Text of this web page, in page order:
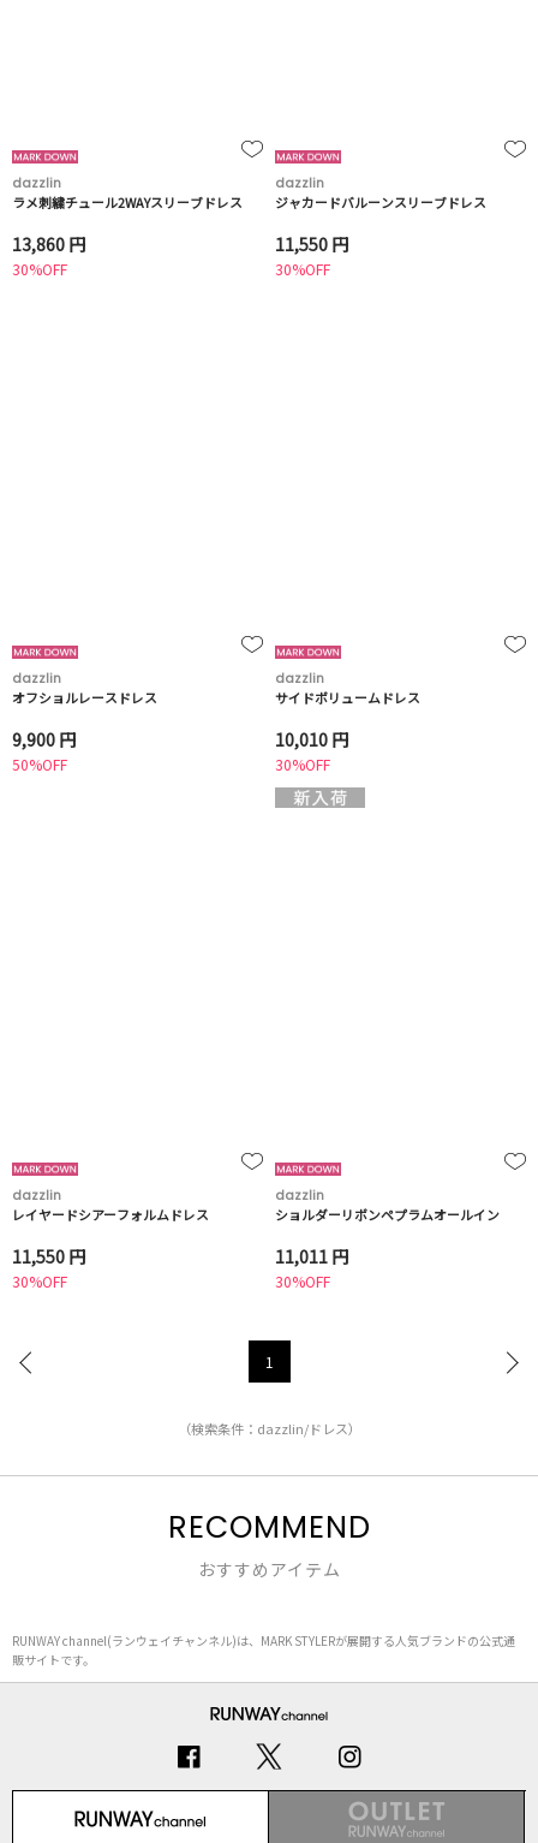
dazzlin
ラメ刺繍チュール2WAYスリーブドレス
13,860 円
30%OFF
dazzlin
ジャカードバルーンスリーブドレス
11,550 円
30%OFF
dazzlin
オフショルレースドレス
9,900 円
50%OFF
dazzlin
サイドボリュームドレス
10,010 円
30%OFF
dazzlin
レイヤードシアーフォルムドレス
11,550 円
30%OFF
dazzlin
ショルダーリボンペプラムオールイン
11,011 円
30%OFF
1
（検索条件：dazzlin/ドレス）
RECOMMEND
おすすめアイテム
RUNWAY channel(ランウェイチャンネル)は、MARK STYLERが展開する人気ブランドの公式通
販サイトです。